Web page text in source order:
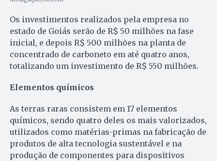
Os investimentos realizados pela empresa no
estado de Goiás serão de R$ 50 milhões na fase
inicial, e depois R$ 500 milhões na planta de
concentrado de carboneto em até quatro anos,
totalizando um investimento de R$ 550 milhões.
Elementos químicos
As terras raras consistem em 17 elementos
químicos, sendo quatro deles os mais valorizados,
utilizados como matérias-primas na fabricação de
produtos de alta tecnologia sustentável e na
produção de componentes para dispositivos